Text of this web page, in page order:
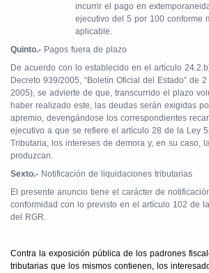
incurrir el pago en
ejecutivo del 5 por 100 conforme
aplicable.
Quinto.- Pagos fuera de plazo
De acuerdo con lo establecido en el artículo
Decreto 939/2005, “Boletín Oficial del Estado” de
2005), se advierte de que, transcurrido el plazo
haber realizado este, las deudas serán exigidas
apremio, devengándose los correspondientes
ejecutivo a que se refiere el artículo 28 de la Ley
Tributaria, los intereses de demora y, en su caso,
produzcan.
Sexto.- Notificación de liquidaciones tributarias
El presente anuncio tiene el carácter de
conformidad con lo previsto en el artículo 102 de
del RGR.
Contra la exposición pública de los padrones
tributarias que los mismos contienen, los